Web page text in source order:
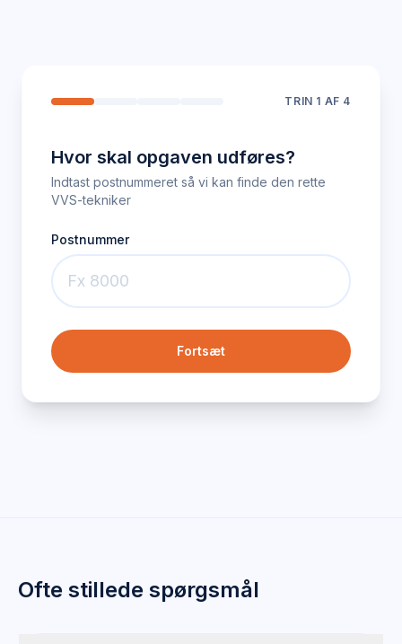
TRIN 1 AF 4
Hvor skal opgaven udføres?
Indtast postnummeret så vi kan finde den rette
VVS-tekniker
Postnummer
Fortsæt
Ofte stillede spørgsmål